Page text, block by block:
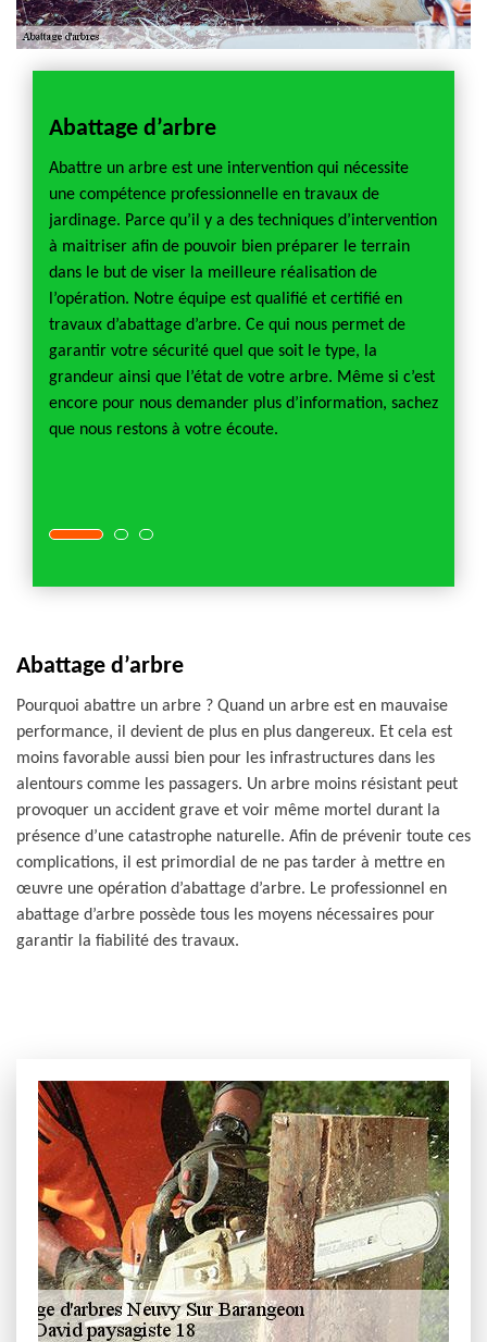
Abattage d’arbre
Abattre un arbre est une intervention qui nécessite
une compétence professionnelle en travaux de
jardinage. Parce qu’il y a des techniques d’intervention
à maitriser afin de pouvoir bien préparer le terrain
dans le but de viser la meilleure réalisation de
l’opération. Notre équipe est qualifié et certifié en
travaux d’abattage d’arbre. Ce qui nous permet de
garantir votre sécurité quel que soit le type, la
grandeur ainsi que l’état de votre arbre. Même si c’est
encore pour nous demander plus d’information, sachez
que nous restons à votre écoute.
Abattage d’arbre
Pourquoi abattre un arbre ? Quand un arbre est en mauvaise
performance, il devient de plus en plus dangereux. Et cela est
moins favorable aussi bien pour les infrastructures dans les
alentours comme les passagers. Un arbre moins résistant peut
provoquer un accident grave et voir même mortel durant la
présence d’une catastrophe naturelle. Afin de prévenir toute ces
complications, il est primordial de ne pas tarder à mettre en
œuvre une opération d’abattage d’arbre. Le professionnel en
abattage d’arbre possède tous les moyens nécessaires pour
garantir la fiabilité des travaux.